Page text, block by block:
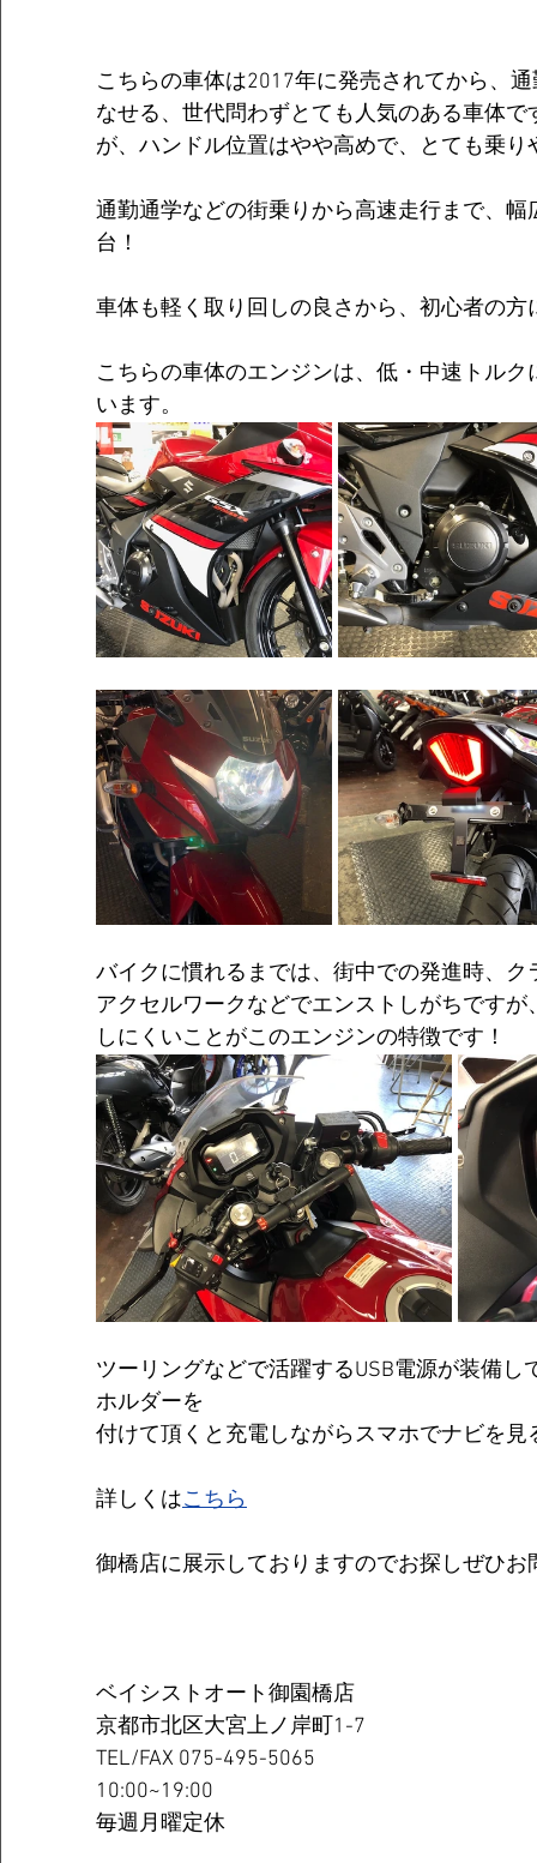
こちらの車体は2017年に発売されてから、
なせる、世代問わずとても人気のある車体
が、ハンドル位置はやや高めで、とても乗
通勤通学などの街乗りから高速走行まで、
台！
車体も軽く取り回しの良さから、初心者の方
こちらの車体のエンジンは、低・中速トル
います。
バイクに慣れるまでは、街中での発進時、
アクセルワークなどでエンストしがちです
しにくいことがこのエンジンの特徴です！
ツーリングなどで活躍するUSB電源が装備し
ホルダーを
付けて頂くと充電しながらスマホでナビを
詳しくはこちら
御橋店に展示しておりますのでお探しぜひお
ベイシストオート御園橋店
京都市北区大宮上ノ岸町1-7
TEL/FAX 075-495-5065
10:00~19:00
毎週月曜定休